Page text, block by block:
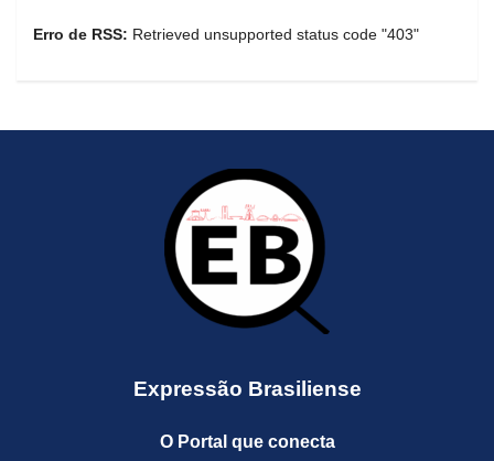
Erro de RSS: Retrieved unsupported status code "403"
Expressão Brasiliense
O Portal que conecta